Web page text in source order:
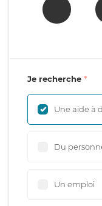
Je recherche
Une aide à
Du
Un emploi